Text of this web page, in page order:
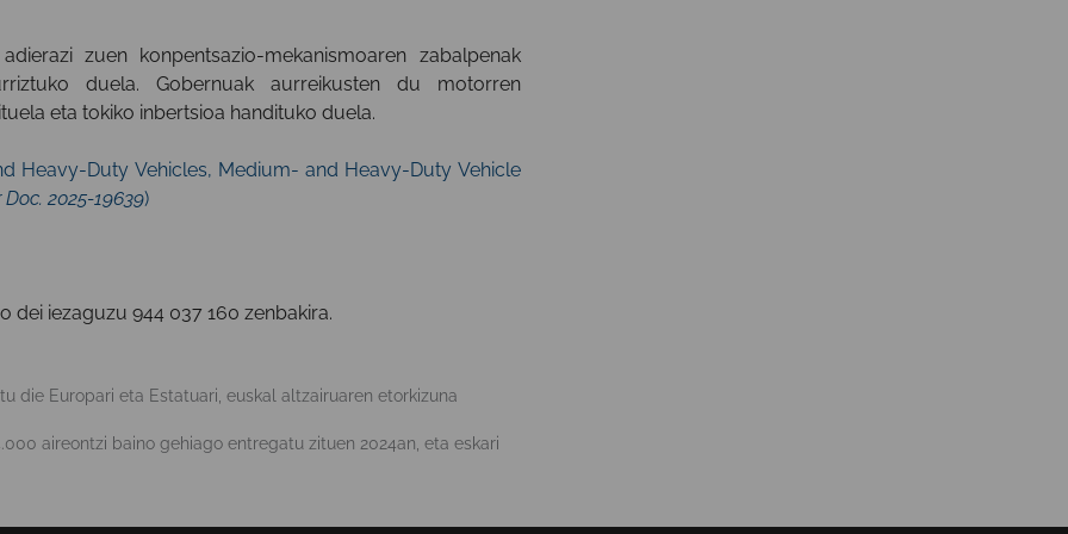
adierazi zuen konpentsazio-mekanismoaren zabalpenak
duela. Gobernuak aurreikusten du motorren
eta tokiko inbertsioa handituko duela.
Heavy-Duty Vehicles, Medium- and Heavy-Duty Vehicle
2025-19639)
dei iezaguzu 944 037 160 zenbakira.
die Europari eta Estatuari, euskal altzairuaren etorkizuna
aireontzi baino gehiago entregatu zituen 2024an, eta eskari